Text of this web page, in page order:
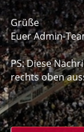
Grüße
Euer Admin-
PS: Diese
rechts oben